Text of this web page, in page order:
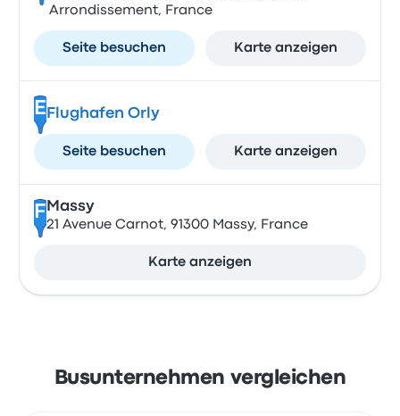
Arrondissement, France
Seite besuchen Karte anzeigen
E Flughafen Orly
Seite besuchen Karte anzeigen
F Massy
21 Avenue Carnot, 91300 Massy, France
Karte anzeigen
Busunternehmen vergleichen